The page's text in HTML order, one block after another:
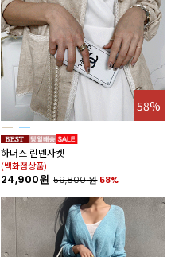
58%
하더스 린넨자켓
(백화점상품)
24,900원 59,800원 58%